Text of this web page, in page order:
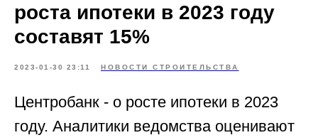
роста ипотеки в 2023 году
составят 15%
2023-01-30 23:11 НОВОСТИ СТРОИТЕЛЬСТВА
Центробанк - о росте ипотеки в 2023
году. Аналитики ведомства оценивают